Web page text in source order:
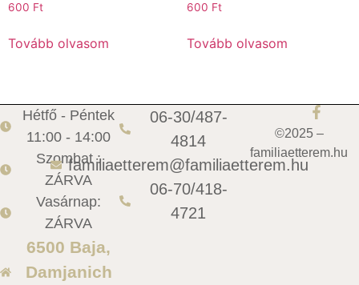
600 Ft
Tovább olvasom
600 Ft
Tovább olvasom
Hétfő - Péntek
11:00 - 14:00
Szombat :
ZÁRVA
Vasárnap:
ZÁRVA
6500 Baja,
Damjanich
06-30/487-
4814
familiaetterem@familiaetterem.hu
06-70/418-
4721
©2025 –
familiaetterem.hu